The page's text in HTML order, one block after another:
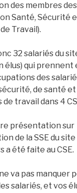
des membres des
Santé, Sécurité
Travail).
32 salariés du
élus) qui prennent
des
de santé et
travail dans 4
présentation sur
de la SSE du
a été faite au CSE.
va pas manquer
salariés, et vos